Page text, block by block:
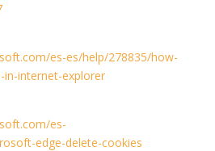
es-es/help/278835/how-
internet-explorer
es-
edge-delete-cookies